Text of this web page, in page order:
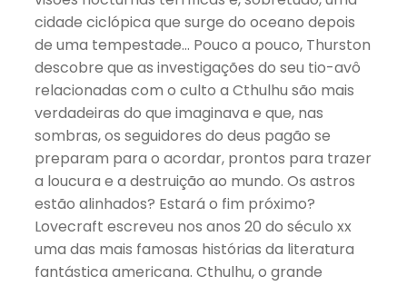
cidade ciclópica que surge do oceano depois
de uma tempestade… Pouco a pouco, Thurston
descobre que as investigações do seu tio-avô
relacionadas com o culto a Cthulhu são mais
verdadeiras do que imaginava e que, nas
sombras, os seguidores do deus pagão se
preparam para o acordar, prontos para trazer
a loucura e a destruição ao mundo. Os astros
estão alinhados? Estará o fim próximo?
Lovecraft escreveu nos anos 20 do século xx
uma das mais famosas histórias da literatura
fantástica americana. Cthulhu, o grande